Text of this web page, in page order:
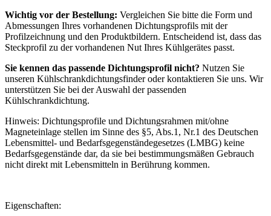
Wichtig vor der Bestellung: Vergleichen Sie bitte die Form und
Abmessungen Ihres vorhandenen Dichtungsprofils mit der
Profilzeichnung und den Produktbildern. Entscheidend ist, dass das
Steckprofil zu der vorhandenen Nut Ihres Kühlgerätes passt.
Sie kennen das passende Dichtungsprofil nicht? Nutzen Sie
unseren Kühlschrankdichtungsfinder oder kontaktieren Sie uns. Wir
unterstützen Sie bei der Auswahl der passenden
Kühlschrankdichtung.
Hinweis: Dichtungsprofile und Dichtungsrahmen mit/ohne
Magneteinlage stellen im Sinne des §5, Abs.1, Nr.1 des Deutschen
Lebensmittel- und Bedarfsgegenständegesetzes (LMBG) keine
Bedarfsgegenstände dar, da sie bei bestimmungsmäßen Gebrauch
nicht direkt mit Lebensmitteln in Berührung kommen.
Eigenschaften: